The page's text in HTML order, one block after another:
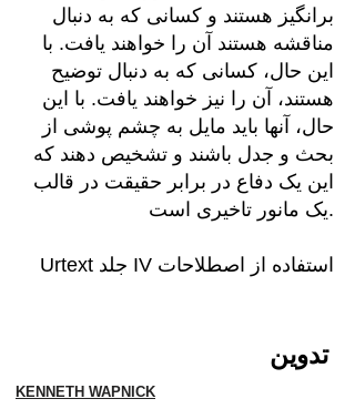
برانگیز هستند و کسانی که به دنبال
مناقشه هستند آن را خواهند یافت. با
این حال، کسانی که به دنبال توضیح
هستند، آن را نیز خواهند یافت. با این
حال، آنها باید مایل به چشم پوشی از
بحث و جدل باشند و تشخیص دهند که
این یک دفاع در برابر حقیقت در قالب
یک مانور تاخیری است.
Urtext جلد IV استفاده از اصطلاحات
تدوین
KENNETH WAPNICK